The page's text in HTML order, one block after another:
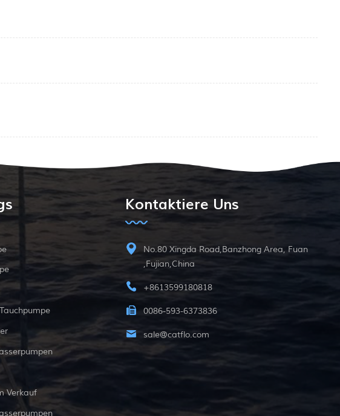
Verkauf
Kontaktiere Uns
No.80 Xingda Road,Banzhong Area, Fuan
,Fujian,China
+8613599180818
0086-593-6373836
sale@catflo.com